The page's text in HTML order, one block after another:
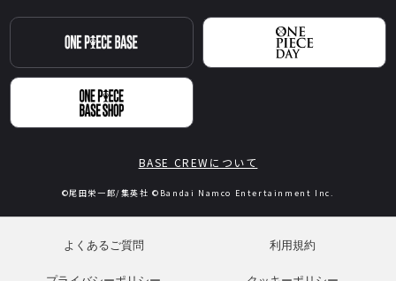
BASE CREWについて
©尾田栄一郎/集英社 ©Bandai Namco Entertainment Inc.
よくあるご質問 利用規約